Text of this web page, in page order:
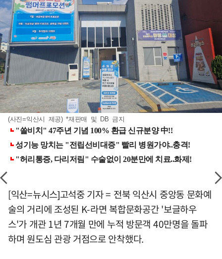
(사진=익산시 제공) *재판매 및 DB 금지
[익산=뉴시스]고석중 기자 = 전북 익산시 중앙동 문화예
술의 거리에 조성된 K-라면 복합문화공간 '보글하우
스'가 개관 1년 7개월 만에 누적 방문객 40만명을 돌파
하며 원도심 관광 거점으로 안착했다.